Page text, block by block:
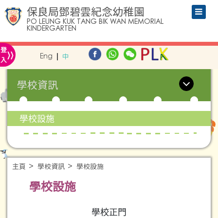
保良局鄧碧雲紀念幼稚園
PO LEUNG KUK TANG BIK WAN MEMORIAL
KINDERGARTEN
登
入» Eng 中
學校資訊
學校設施
主頁 學校資訊 學校設施
學校設施
學校正門